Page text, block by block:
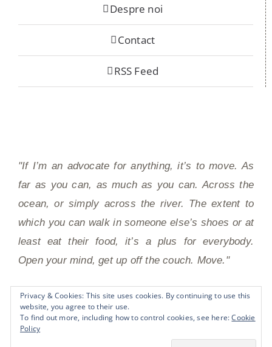
Despre noi
Contact
RSS Feed
"If I’m an advocate for anything, it’s to move. As
far as you can, as much as you can. Across the
ocean, or simply across the river. The extent to
which you can walk in someone else’s shoes or at
least eat their food, it’s a plus for everybody.
Open your mind, get up off the couch. Move."
Anthony Bourdain
Privacy & Cookies: This site uses cookies. By continuing to use this
website, you agree to their use.
To find out more, including how to control cookies, see here:Cookie
Policy